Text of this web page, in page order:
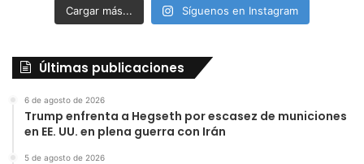
Cargar más... Síguenos en Instagram
Últimas publicaciones
6 de agosto de 2026
Trump enfrenta a Hegseth por escasez de municiones
en EE. UU. en plena guerra con Irán
5 de agosto de 2026